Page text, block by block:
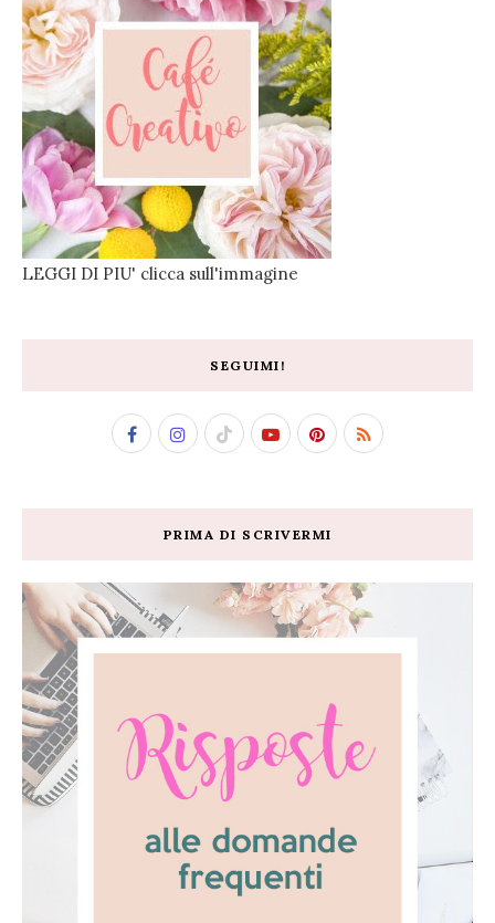
LEGGI DI PIU' clicca sull'immagine
SEGUIMI!
PRIMA DI SCRIVERMI